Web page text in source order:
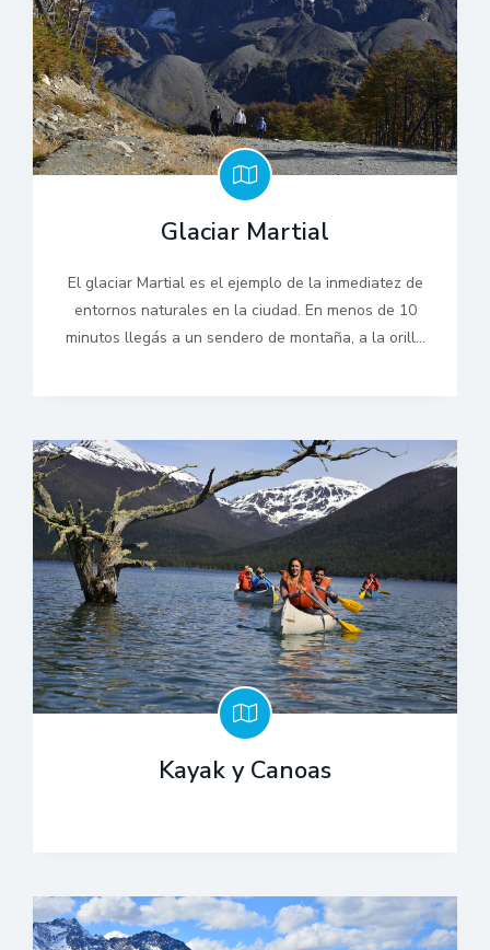
Glaciar Martial
El glaciar Martial es el ejemplo de la inmediatez de
entornos naturales en la ciudad. En menos de 10
minutos llegás a un sendero de montaña, a la orilla
Kayak y Canoas